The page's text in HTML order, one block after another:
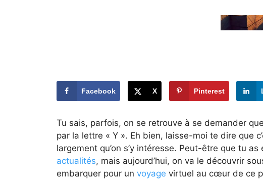
Facebook X Pinterest
Tu sais, parfois, on se retrouve à se demander
par la lettre « Y ». Eh bien, laisse-moi te dire que
largement qu’on s’y intéresse. Peut-être que tu
actualités, mais aujourd’hui, on va le découvrir
embarquer pour un voyage virtuel au cœur de ce